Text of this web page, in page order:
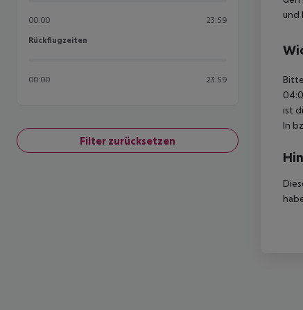
00:00 23:59
Rückflugzeiten
Rückflugzeiten
00:00 23:59
Filter zurücksetzen
und
ist
In